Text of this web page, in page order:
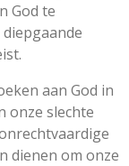
God te
aan God in
onze slechte
dienen om onze